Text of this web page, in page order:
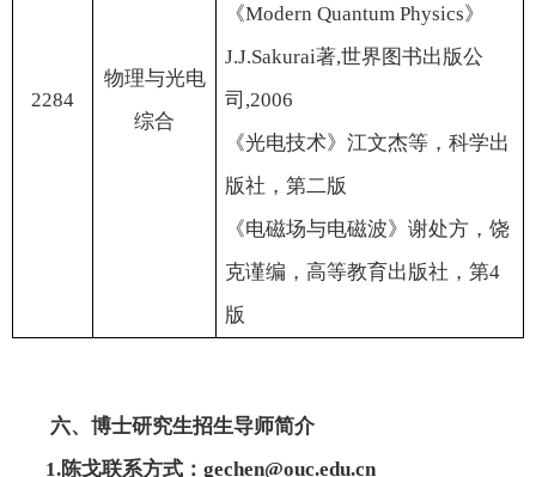
2284
物理与光电
综合
《Modern Quantum Physics》
J.J.Sakurai著,世界图书出版公
司 ,2006
《光电技术》江文杰等，科学出
版社，第二版
《电磁场与电磁波》谢处方，饶
克谨编，高等教育出版社，第4
版
六、博士研究生招生导师简介
1.陈戈联系方式： gechen@ouc.edu.cn